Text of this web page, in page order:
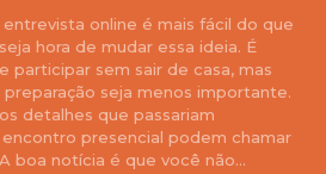
online é mais fácil do que
hora de mudar essa ideia. É
participar sem sair de casa, mas
seja menos importante.
detalhes que passariam
presencial podem chamar
boa notícia é que você não...